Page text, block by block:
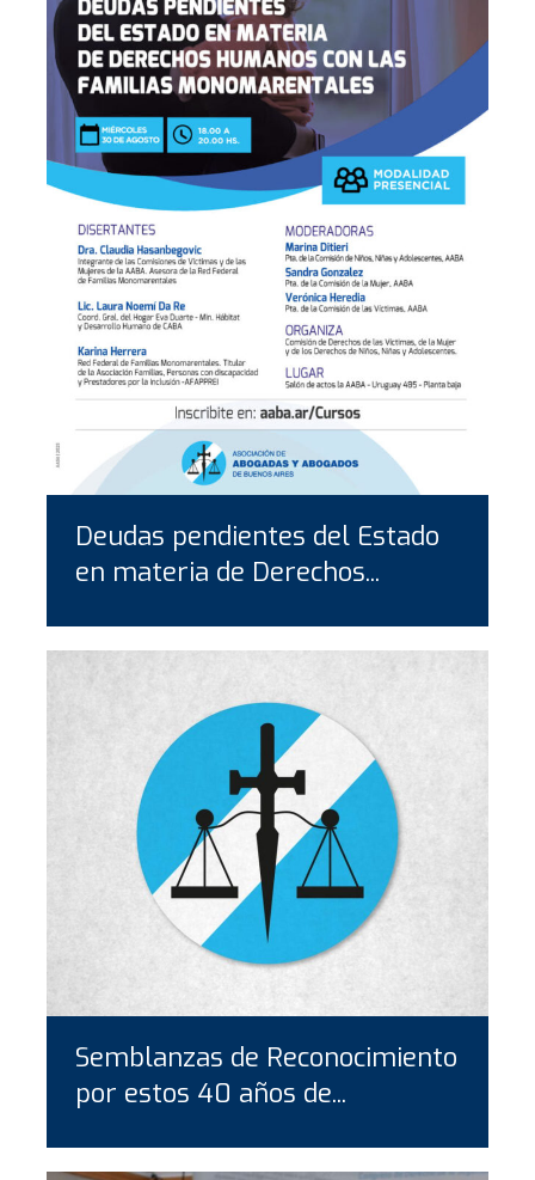
Deudas pendientes del Estado
en materia de Derechos...
Semblanzas de Reconocimiento
por estos 40 años de...